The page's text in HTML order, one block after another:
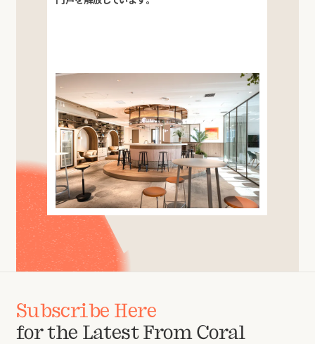
Subscribe Here
for the Latest From Coral